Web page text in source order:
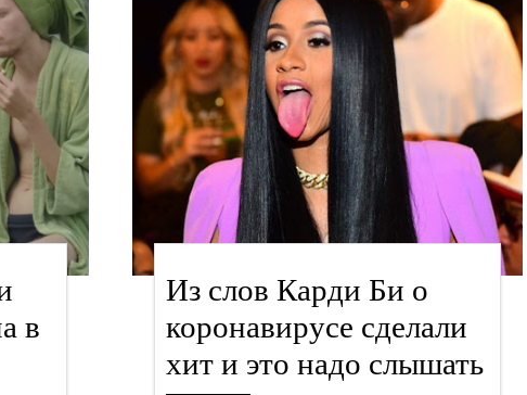
в
Из слов Карди Би о
коронавирусе сделали
хит и это надо слышать